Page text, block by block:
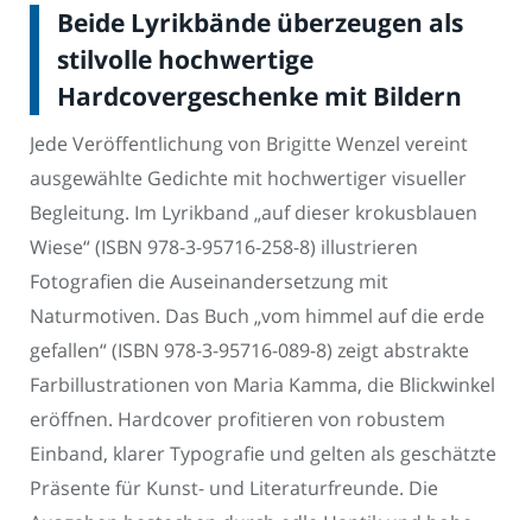
Beide Lyrikbände überzeugen als
stilvolle hochwertige
Hardcovergeschenke mit Bildern
Jede Veröffentlichung von Brigitte Wenzel vereint
ausgewählte Gedichte mit hochwertiger visueller
Begleitung. Im Lyrikband „auf dieser krokusblauen
Wiese“ (ISBN 978-3-95716-258-8) illustrieren
Fotografien die Auseinandersetzung mit
Naturmotiven. Das Buch „vom himmel auf die erde
gefallen“ (ISBN 978-3-95716-089-8) zeigt abstrakte
Farbillustrationen von Maria Kamma, die Blickwinkel
eröffnen. Hardcover profitieren von robustem
Einband, klarer Typografie und gelten als geschätzte
Präsente für Kunst- und Literaturfreunde. Die